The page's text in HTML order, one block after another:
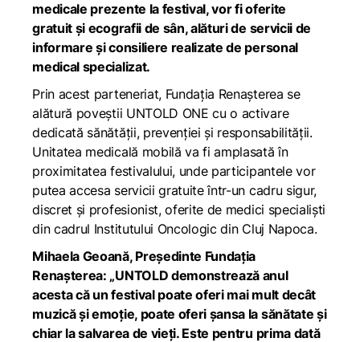
medicale prezente la festival, vor fi oferite
gratuit și ecografii de sân, alături de servicii de
informare și consiliere realizate de personal
medical specializat.
Prin acest parteneriat, Fundația Renașterea se
alătură poveștii UNTOLD ONE cu o activare
dedicată sănătății, prevenției și responsabilității.
Unitatea medicală mobilă va fi amplasată în
proximitatea festivalului, unde participantele vor
putea accesa servicii gratuite într-un cadru sigur,
discret și profesionist, oferite de medici specialiști
din cadrul Institutului Oncologic din Cluj Napoca.
Mihaela Geoană, Președinte Fundația
Renașterea: „UNTOLD demonstrează anul
acesta că un festival poate oferi mai mult decât
muzică și emoție, poate oferi șansa la sănătate și
chiar la salvarea de vieți. Este pentru prima dată